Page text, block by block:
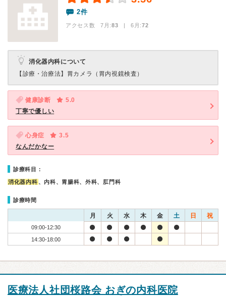
2件
アクセス数 7月:83 | 6月:72
消化器内科について
【診療・治療法】 胃カメラ（胃内視鏡検査）
健康診断
5.0
丁寧で優しい
心身症
3.5
なんだかなー
診療科目：
消化器内科 、内科、胃腸科、外科、肛門科
診療時間
月 火 水 木 金 土 日 祝
09:00-12:30
14:30-18:00
医療法人社団桜路会 おぎの内科医院